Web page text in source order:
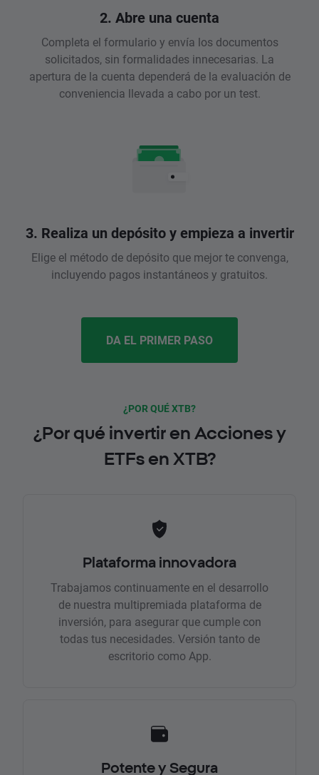
2. Abre una cuenta
Completa el formulario y envía los documentos
solicitados, sin formalidades innecesarias. La
apertura de la cuenta dependerá de la evaluación de
conveniencia llevada a cabo por un test.
3. Realiza un depósito y empieza a invertir
Elige el método de depósito que mejor te convenga,
incluyendo pagos instantáneos y gratuitos.
DA EL PRIMER PASO
¿POR QUÉ XTB?
¿Por qué invertir en Acciones y
ETFs en XTB?
Plataforma innovadora
Trabajamos continuamente en el desarrollo
de nuestra multipremiada plataforma de
inversión, para asegurar que cumple con
todas tus necesidades. Versión tanto de
escritorio como App.
Potente y Segura